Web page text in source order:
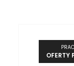
OFERTY